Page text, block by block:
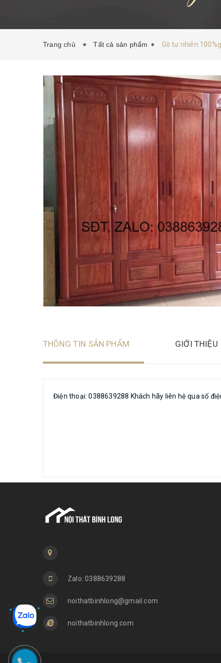
Trang chủ Tất cả sản phẩm Gô tư nhiên
THÔNG TIN SẢN PHẨM GIỚI THIỆU
Điện thoại: 0388639288 Khách hãy liên hệ qua số
Zalo: 0388639288
noithatbinhlong@gmail.com
noithatbinhlong.com